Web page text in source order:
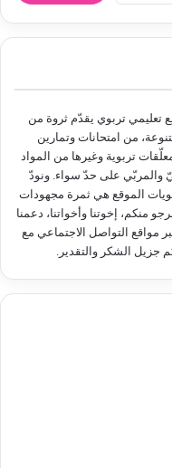
ن
تعليمي تربوي يقدّم ثروة من
من امتحانات وتمارين
تربوية وغيرها من المواد
والمربّي على حدّ سواء. ونودّ
الموقع هي ثمرة مجهودات
منكم، إخوتنا وأخواتنا، دعمنا
مواقع التواصل الاجتماعي مع
جزيل الشكر والتقدير.